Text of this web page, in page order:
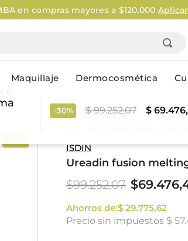
compras mayores a $120.000Aplican
de la piel
& boosters faciales
Higiene
Afeitado
Productos
Jabón en
Maquillaje Dermocosmética
-30% $ 99.252,07 $ 69.476,
ISDIN
Ureadin fusion
$99.252,07 $69.476,
Ahorros de:$ 29.775,62
Precio sin impuestos $